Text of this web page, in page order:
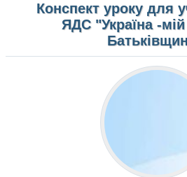
Конспект уроку для
ЯДС "Україна -